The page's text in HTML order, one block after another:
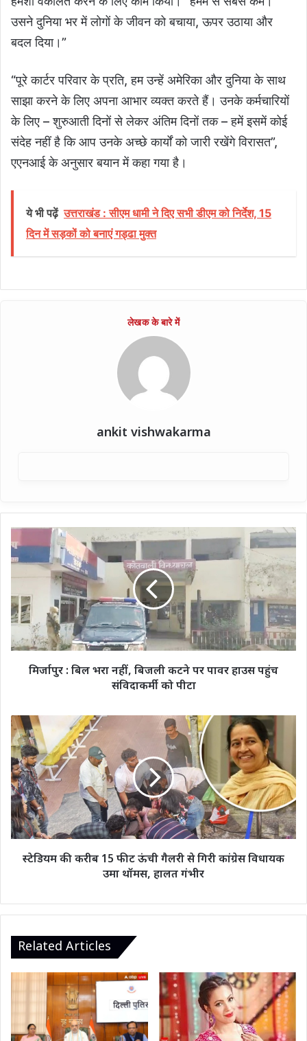
उसने दुनिया भर में लोगों के जीवन को बचाया, ऊपर उठाया और
बदल दिया।”
“पूरे कार्टर परिवार के प्रति, हम उन्हें अमेरिका और दुनिया के साथ
साझा करने के लिए अपना आभार व्यक्त करते हैं। उनके कर्मचारियों
के लिए – शुरुआती दिनों से लेकर अंतिम दिनों तक – हमें इसमें कोई
संदेह नहीं है कि आप उनके अच्छे कार्यों को जारी रखेंगे विरासत”,
एएनआई के अनुसार बयान में कहा गया है।
ये भी पढ़ें उत्तराखंड : सीएम धामी ने दिए सभी डीएम को निर्देश, 15
दिन में सड़कों को बनाएं गड्ढा मुक्त
ankit vishwakarma
:
बिल
भरा
बिजली
कटने
पावर
पीटा
मिर्जापुर : बिल भरा नहीं, बिजली कटने पर पावर हाउस पहुंच
संविदाकर्मी को पीटा
स्टेडियम
की
करीब
15
फीट
ऊंची
गैलरी
से
गिरी
कांग्रेस
विधायक
स्टेडियम की करीब 15 फीट ऊंची गैलरी से गिरी कांग्रेस विधायक
उमा थॉमस, हालत गंभीर
Related Articles